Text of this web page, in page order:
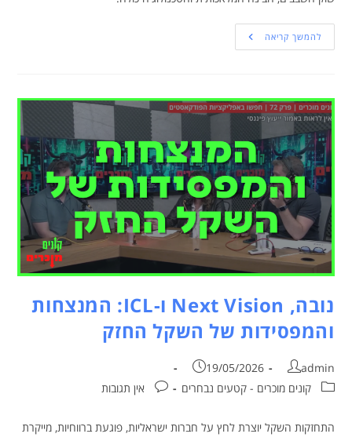
להמשך קריאה
נובה, Next Vision ו-ICL: המנצחות
והמפסידות של השקל החזק
admin
19/05/2026
קונים מוכרים - קטעים נבחרים
אין תגובות
התחזקות השקל יוצרת לחץ על חברות ישראליות, פוגעת ברווחיות, מייקרת